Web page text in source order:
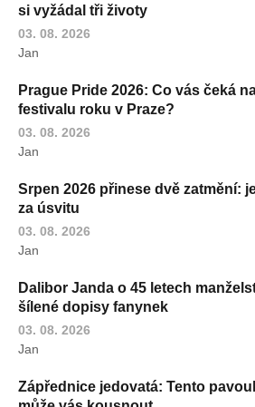
si vyžádal tři životy
03. 08. 2026
Jan
Prague Pride 2026: Co vás čeká
festivalu roku v Praze?
03. 08. 2026
Jan
Srpen 2026 přinese dvě zatmění:
za úsvitu
03. 08. 2026
Jan
Dalibor Janda o 45 letech
šílené dopisy fanynek
03. 08. 2026
Jan
Zápřednice jedovatá: Tento